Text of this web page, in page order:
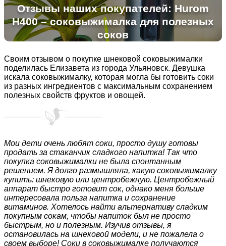
Отзывы наших покупателей: Hurom
H400 – соковыжималка для полезных
соков
Своим отзывом о покупке шнековой соковыжималки
поделилась Елизавета из города Ульяновск. Девушка
искала соковыжималку, которая могла бы готовить соки
из разных ингредиентов с максимальным сохранением
полезных свойств фруктов и овощей.
Мои дети очень любят соки, просто душу готовы
продать за стаканчик сладкого напитка! Так что
покупка соковыжималки не была спонтанным
решением. Я долго размышляла, какую соковыжималку
купить: шнековую или центробежную. Центробежный
аппарат быстро готовит сок, однако меня больше
интересовала польза напитка и сохранение
витаминов. Хотелось найти альтернативу сладким
покупным сокам, чтобы напиток был не просто
быстрым, но и полезным. Изучив отзывы, я
остановилась на шнековой модели, и не пожалела о
своем выборе! Соки в соковыжималке получаются